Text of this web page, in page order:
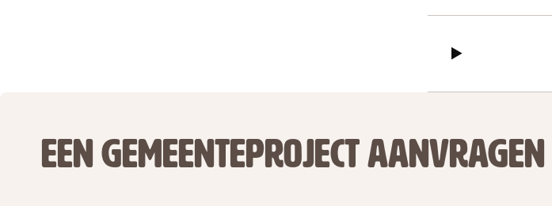
EEN GEMEENTEPROJECT AANVRAGEN